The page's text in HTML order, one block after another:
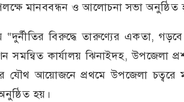
মানববন্ধন ও আলোচনা সভা অনুষ্ঠিত
বিরুদ্ধে তারুণ্যের একতা,
সমন্বিত কার্যালয় ঝিনাইদহ, উপজেলা
যৌথ আয়োজনে প্রথমে উপজেলা চত্বরে
হয়।